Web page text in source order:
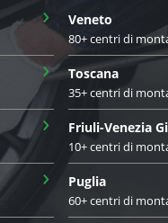
› Veneto
80+ centri di
› Toscana
35+ centri di
› Friuli-Venezia
10+ centri di
› Puglia
60+ centri di